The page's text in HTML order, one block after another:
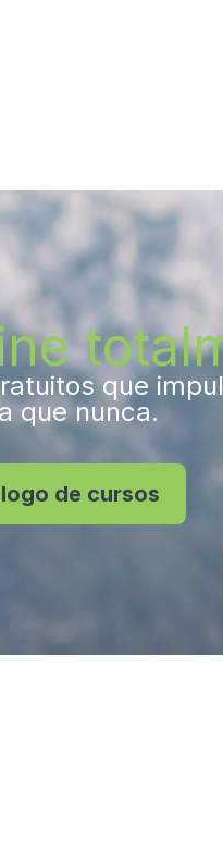
que
que nunca.
de cursos